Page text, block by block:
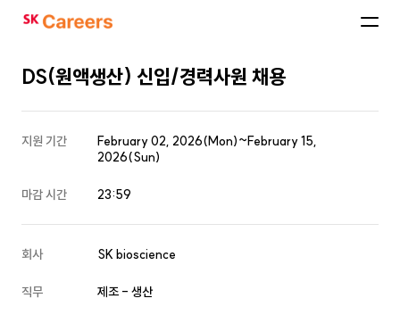
SK
DS(원액생산) 신입/경력사원 채용
지원 기간
February 02, 2026(Mon)~February 15,
2026(Sun)
마감 시간 23:59
회사 SK bioscience
직무 제조 - 생산